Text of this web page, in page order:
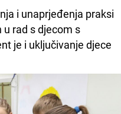
i unaprjeđenja praksi
rad s djecom s
je i uključivanje djece